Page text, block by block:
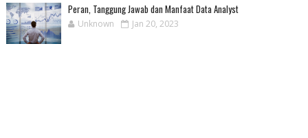
Peran, Tanggung Jawab dan Manfaat Data Analyst
Unknown Jan 20, 2023